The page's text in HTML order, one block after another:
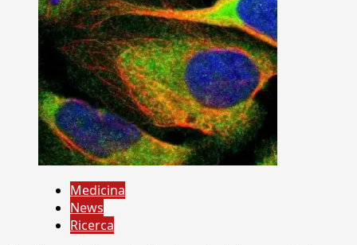
Medicina
News
Ricerca